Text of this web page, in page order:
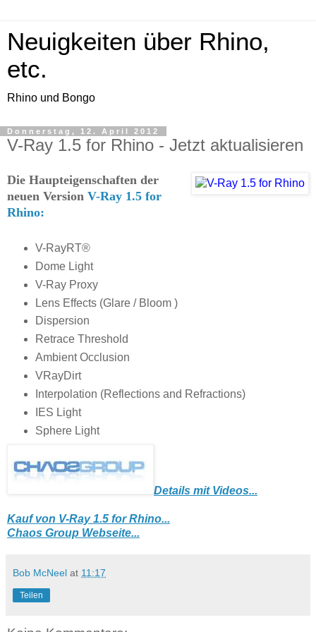
Neuigkeiten über Rhino,
etc.
Rhino und Bongo
Donnerstag, 12. April 2012
V-Ray 1.5 for Rhino - Jetzt aktualisieren
Die Haupteigenschaften der
neuen Version V-Ray 1.5 for
Rhino:
V-RayRT®
Dome Light
V-Ray Proxy
Lens Effects (Glare / Bloom )
Dispersion
Retrace Threshold
Ambient Occlusion
VRayDirt
Interpolation (Reflections and Refractions)
IES Light
Sphere Light
Details mit Videos...
Kauf von V-Ray 1.5 for Rhino...
Chaos Group Webseite...
Bob McNeel at 11:17
Teilen